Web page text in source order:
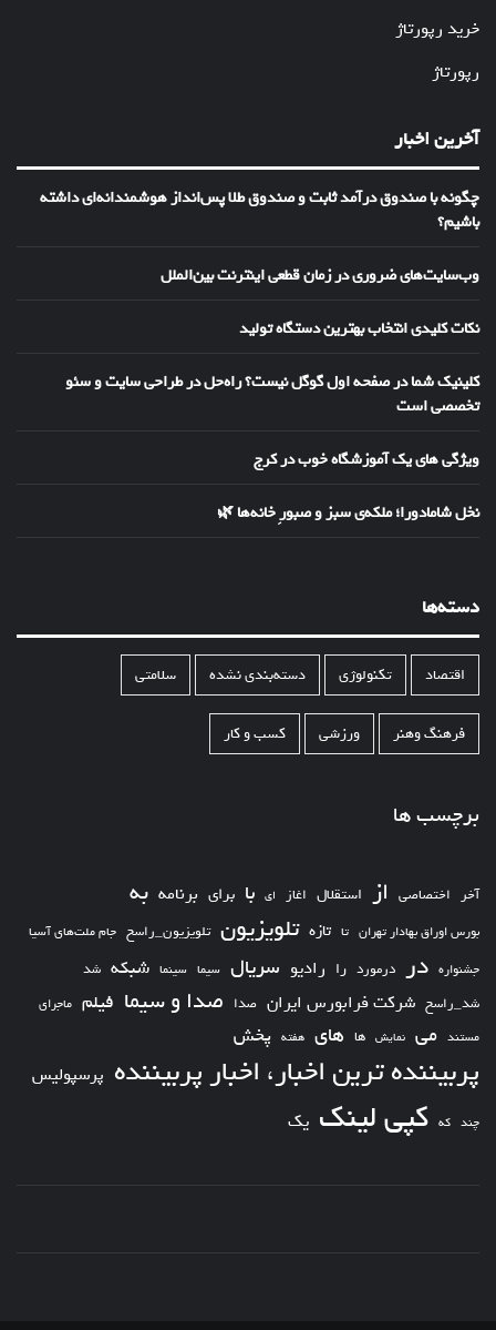
خرید رپورتاژ
رپورتاژ
آخرین اخبار
چگونه با صندوق درآمد ثابت و صندوق طلا پس‌انداز هوشمندانه‌ای داشته
باشیم؟
وب‌سایت‌های ضروری در زمان قطعی اینترنت بین‌الملل
نکات کلیدی انتخاب بهترین دستگاه تولید
کلینیک شما در صفحه اول گوگل نیست؟ راه‌حل در طراحی سایت و سئو
تخصصی است
ویژگی های یک آموزشگاه خوب در کرج
نخل شامادورا؛ ملکه‌ی سبز و صبورِ خانه‌ها 🌿
دسته‌ها
اقتصاد تکنولوژی دسته‌بندی نشده سلامتی
فرهنگ وهنر ورزشی کسب و کار
برچسب ها
آخر اختصاصی از استقلال اغاز ای با برای برنامه به
بورس اوراق بهادار تهران تا تازه تلویزیون تلویزیون_راسخ جام ملت‌های آسیا
جشنواره در درمورد را رادیو سریال سیما سینما شبکه شد
شد_راسخ شرکت فرابورس ایران صدا صدا و سیما فیلم ماجرای
مستند می نمایش ها های هفته پخش
پربیننده ترین اخبار، اخبار پربیننده پرسپولیس
چند که کپی لینک یک